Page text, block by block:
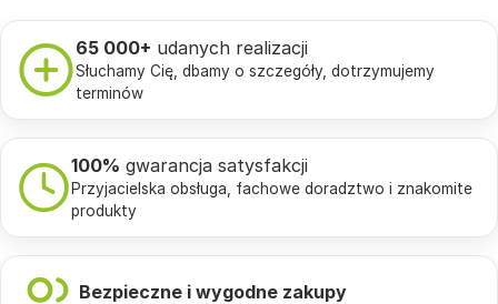
65 000+ udanych realizacji
Słuchamy Cię, dbamy o szczegóły, dotrzymujemy
terminów
100% gwarancja satysfakcji
Przyjacielska obsługa, fachowe doradztwo i znakomite
produkty
Bezpieczne i wygodne zakupy